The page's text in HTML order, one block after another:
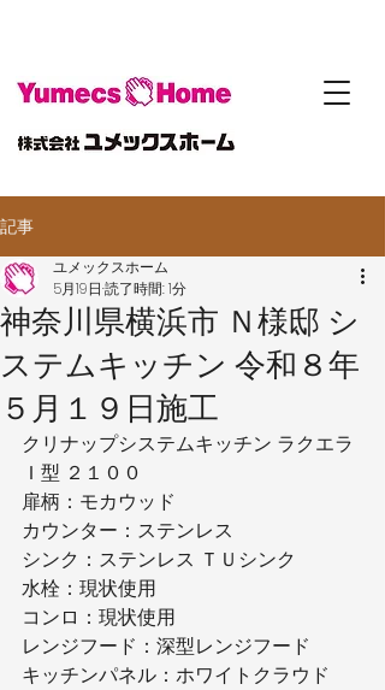
記事
神奈川県横浜市 Ｎ様邸 シ
ステムキッチン 令和８年
５月１９日施工
ユメックスホーム
5月19日 読了時間: 1分
クリナップシステムキッチン ラクエラ
Ｉ型 ２１００
扉柄：モカウッド
カウンター：ステンレス
シンク：ステンレス ＴＵシンク
水栓：現状使用
コンロ：現状使用
レンジフード：深型レンジフード
キッチンパネル：ホワイトクラウド